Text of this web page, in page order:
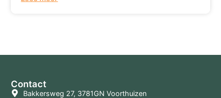
Contact
Bakkersweg 27, 3781GN Voorthuizen